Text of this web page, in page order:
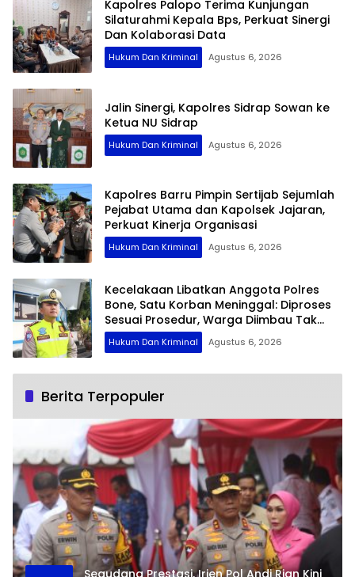
Kapolres Palopo Terima Kunjungan
Silaturahmi Kepala Bps, Perkuat Sinergi
Dan Kolaborasi Data
Hukum Dan Kriminal Agustus 6, 2026
Jalin Sinergi, Kapolres Sidrap Sowan ke
Ketua NU Sidrap
Hukum Dan Kriminal Agustus 6, 2026
Kapolres Barru Pimpin Sertijab Sejumlah
Pejabat Utama dan Kapolsek Jajaran,
Perkuat Kinerja Organisasi
Hukum Dan Kriminal Agustus 6, 2026
Kecelakaan Libatkan Anggota Polres
Bone, Satu Korban Meninggal: Diproses
Sesuai Prosedur, Warga Diimbau Tak
Berspekulasi
Hukum Dan Kriminal Agustus 6, 2026
Berita Terpopuler